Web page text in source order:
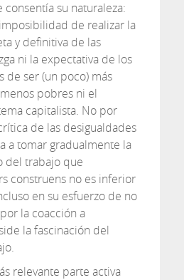
su naturaleza:
de realizar la
y definitiva de las
ni la expectativa de los
de ser (un poco) más
pobres ni el
capitalista. No por
de las desigualdades
a tomar gradualmente la
del trabajo que
construens no es inferior
en su esfuerzo de no
la coacción a
la fascinación del
relevante parte activa